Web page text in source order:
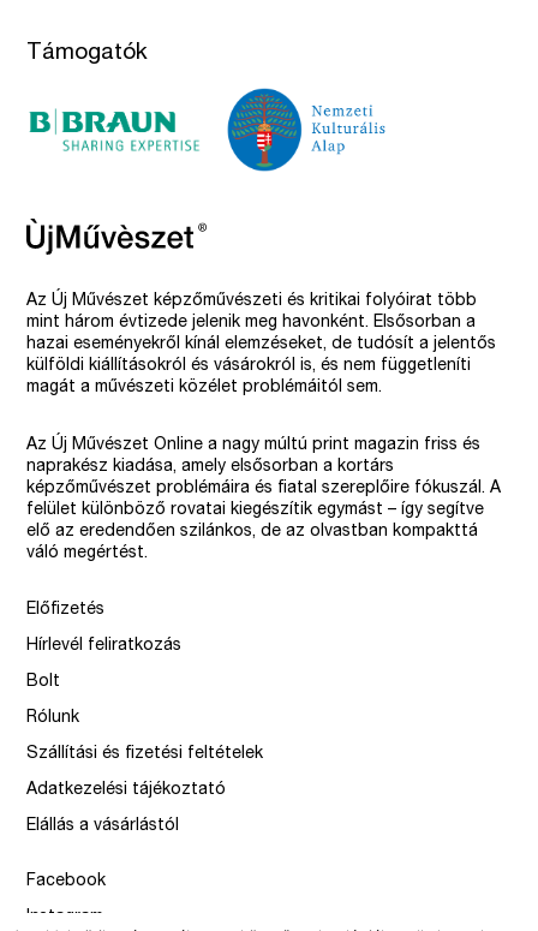
Támogatók
Az Új Művészet képzőművészeti és kritikai folyóirat több
mint három évtizede jelenik meg havonként. Elsősorban a
hazai eseményekről kínál elemzéseket, de tudósít a jelentős
külföldi kiállításokról és vásárokról is, és nem függetleníti
magát a művészeti közélet problémáitól sem.
Az Új Művészet Online a nagy múltú print magazin friss és
naprakész kiadása, amely elsősorban a kortárs
képzőművészet problémáira és fiatal szereplőire fókuszál. A
felület különböző rovatai kiegészítik egymást – így segítve
elő az eredendően szilánkos, de az olvastban kompakttá
váló megértést.
Előfizetés
Hírlevél feliratkozás
Bolt
Rólunk
Szállítási és fizetési feltételek
Adatkezelési tájékoztató
Elállás a vásárlástól
Facebook
Instagram